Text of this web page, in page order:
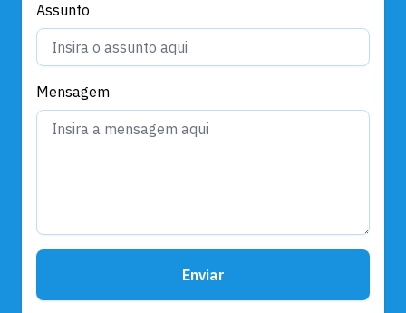
Assunto
Mensagem
Enviar